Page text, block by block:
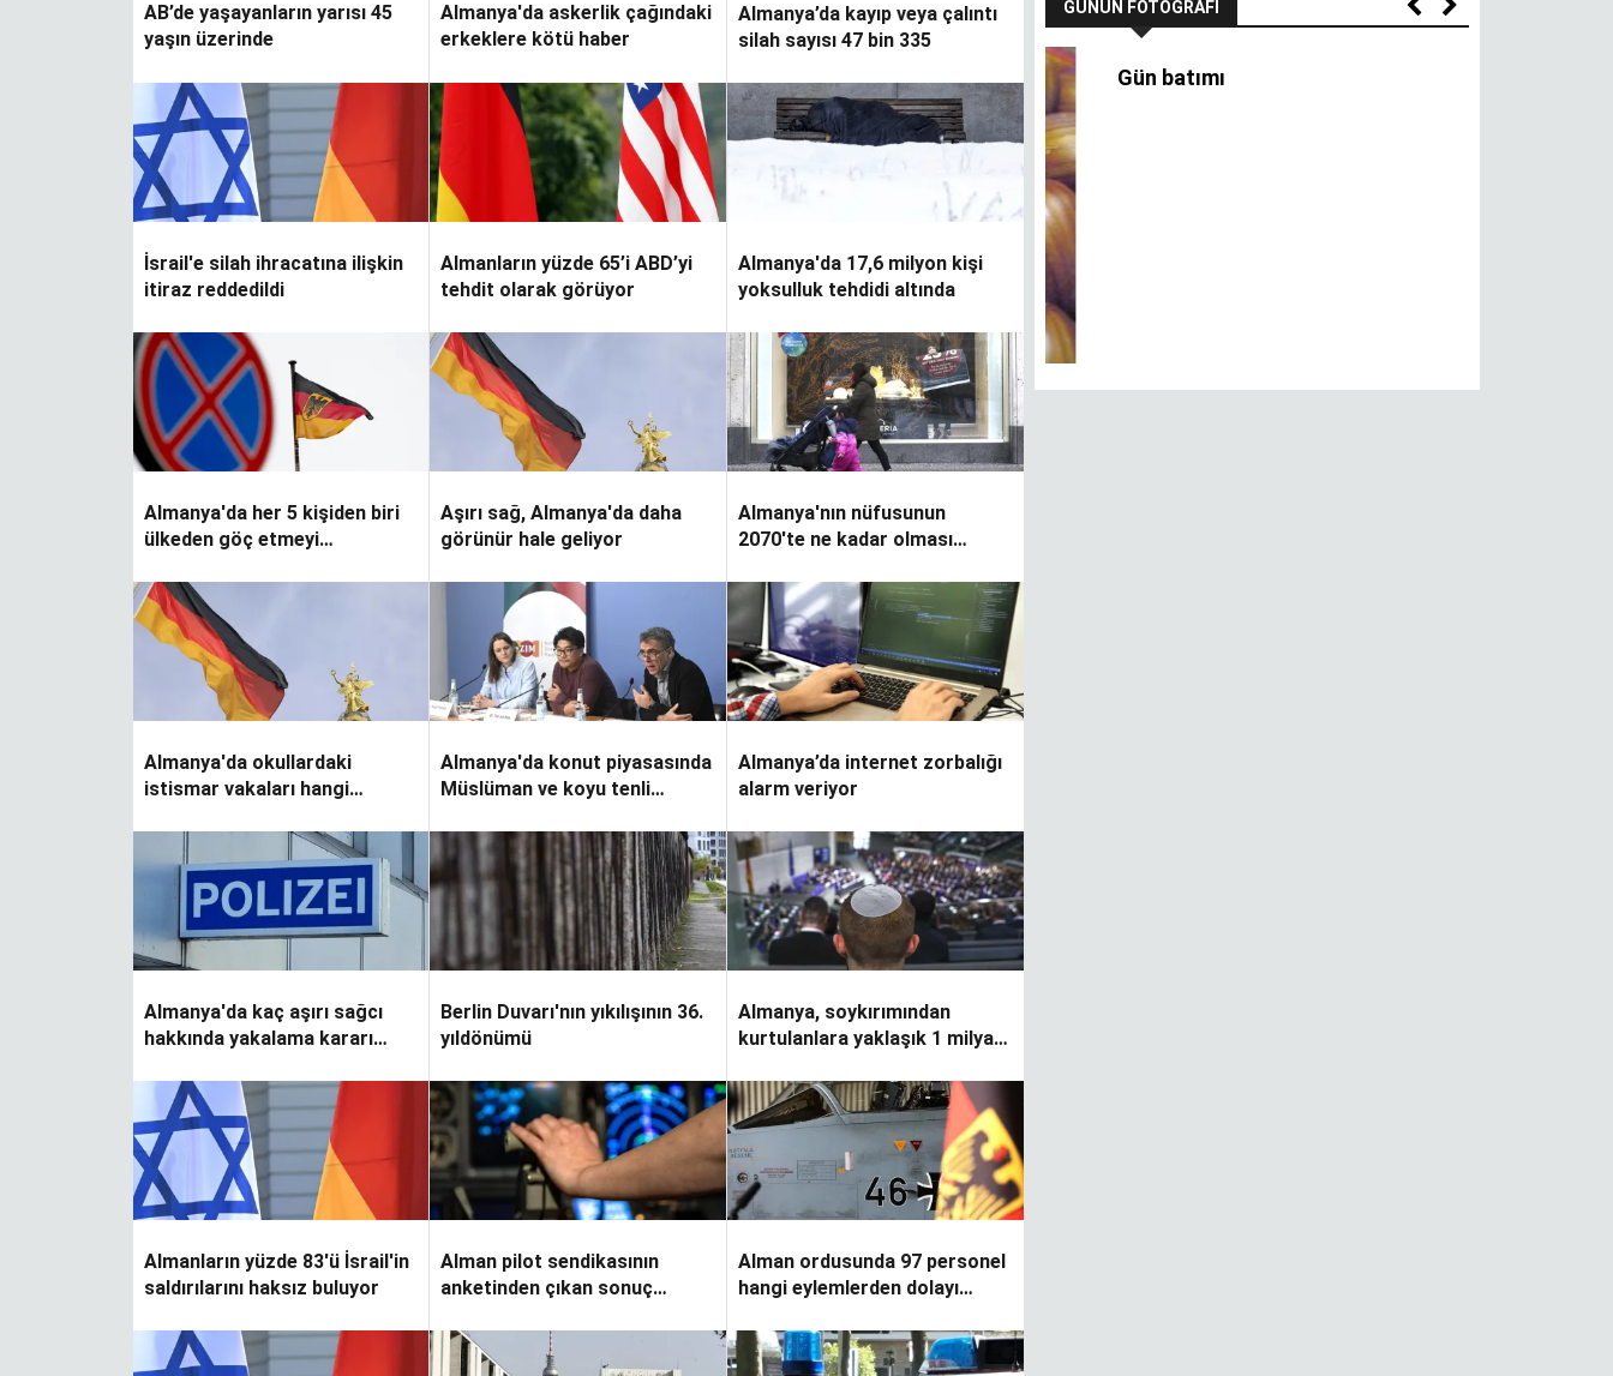
AB’de yaşayanların yarısı 45
yaşın üzerinde
Almanya'da askerlik çağındaki
erkeklere kötü haber
Almanya’da kayıp veya çalıntı
silah sayısı 47 bin 335
İsrail'e silah ihracatına ilişkin
itiraz reddedildi
Almanların yüzde 65’i ABD’yi
tehdit olarak görüyor
Almanya'da 17,6 milyon kişi
yoksulluk tehdidi altında
Almanya'da her 5 kişiden biri
ülkeden göç etmeyi
Aşırı sağ, Almanya'da daha
görünür hale geliyor
Almanya'nın nüfusunun
2070'te ne kadar olması
Almanya'da okullardaki
istismar vakaları hangi
Almanya'da konut piyasasında
Müslüman ve koyu tenli
Almanya’da internet zorbalığı
alarm veriyor
Almanya'da kaç aşırı sağcı
hakkında yakalama kararı
Berlin Duvarı'nın yıkılışının 36.
yıldönümü
Almanya, soykırımından
kurtulanlara yaklaşık 1 milyar
Almanların yüzde 83'ü İsrail'in
saldırılarını haksız buluyor
Alman pilot sendikasının
anketinden çıkan sonuç
Alman ordusunda 97 personel
hangi eylemlerden dolayı
Fındıkların keyfi Gün batımı